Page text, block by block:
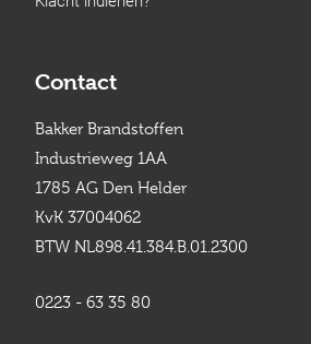
Contact
Bakker Brandstoffen
Industrieweg 1AA
1785 AG Den Helder
KvK 37004062
BTW NL898.41.384.B.01.2300
0223 - 63 35 80